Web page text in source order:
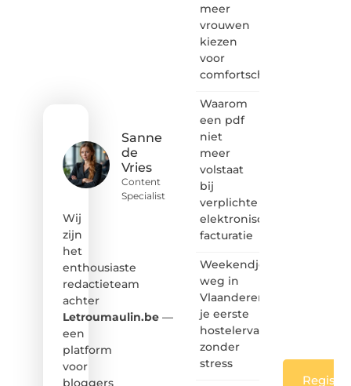
Sanne
de
Vries
Content
Specialist
Wij
zijn
het
enthousiaste
redactieteam
achter
Letroumaulin.be—
een
platform
voor
bloggers
meer
vrouwen
kiezen
voor
comfortschoenen
Waarom
een pdf
niet
meer
volstaat
bij
verplichte
elektronische
facturatie
Weekendje
weg in
Vlaanderen:
je eerste
hostelervaring
zonder
stress